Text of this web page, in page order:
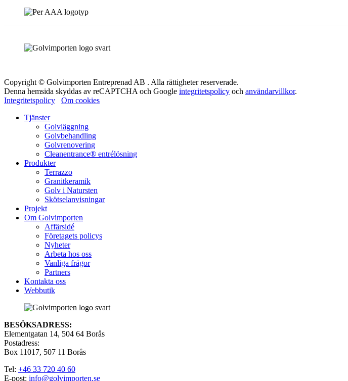
Copyright © Golvimporten Entreprenad AB . Alla rättigheter reserverade.
Denna hemsida skyddas av reCAPTCHA och Google integritetspolicy och användarvillkor.
Integritetspolicy
Om cookies
Tjänster
Golvläggning
Golvbehandling
Golvrenovering
Cleanentrance® entrélösning
Produkter
Terrazzo
Granitkeramik
Golv i Natursten
Skötselanvisningar
Projekt
Om Golvimporten
Affärsidé
Företagets policys
Nyheter
Arbeta hos oss
Vanliga frågor
Partners
Kontakta oss
Webbutik
BESÖKSADRESS:
Elementgatan 14, 504 64 Borås
Postadress:
Box 11017, 507 11 Borås
Tel: +46 33 720 40 60
E-post: info@golvimporten.se